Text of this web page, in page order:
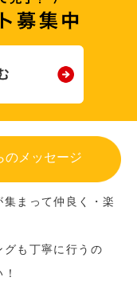
のメッセージ
まって仲良く・楽
も丁寧に行うの